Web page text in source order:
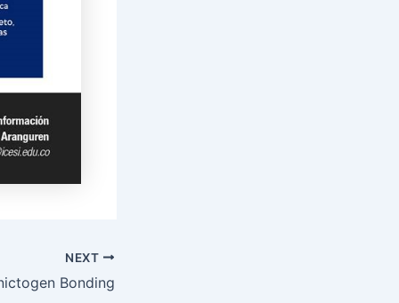
NEXT
Bonding